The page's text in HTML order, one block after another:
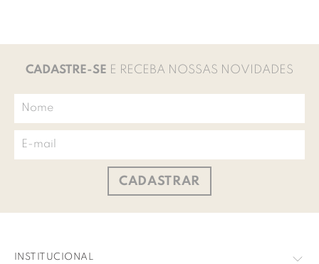
CADASTRE-SE E RECEBA NOSSAS NOVIDADES
CADASTRAR
INSTITUCIONAL